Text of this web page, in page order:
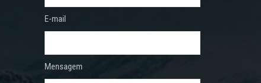
E-mail
Mensagem